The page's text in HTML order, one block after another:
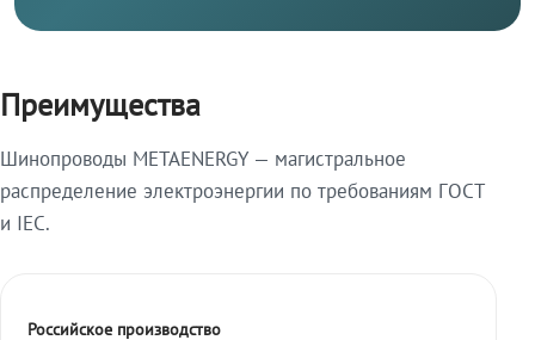
Преимущества
Шинопроводы METAENERGY — магистральное
распределение электроэнергии по требованиям ГОСТ
и IEC.
Российское производство